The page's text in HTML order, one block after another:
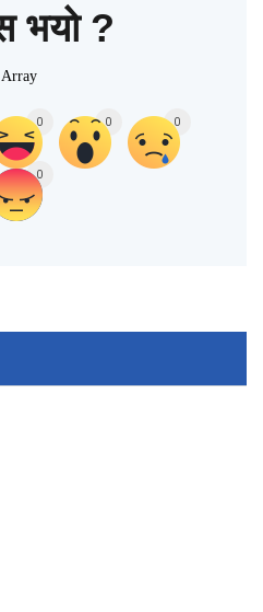
भयो ?
Array
0 0 0
0